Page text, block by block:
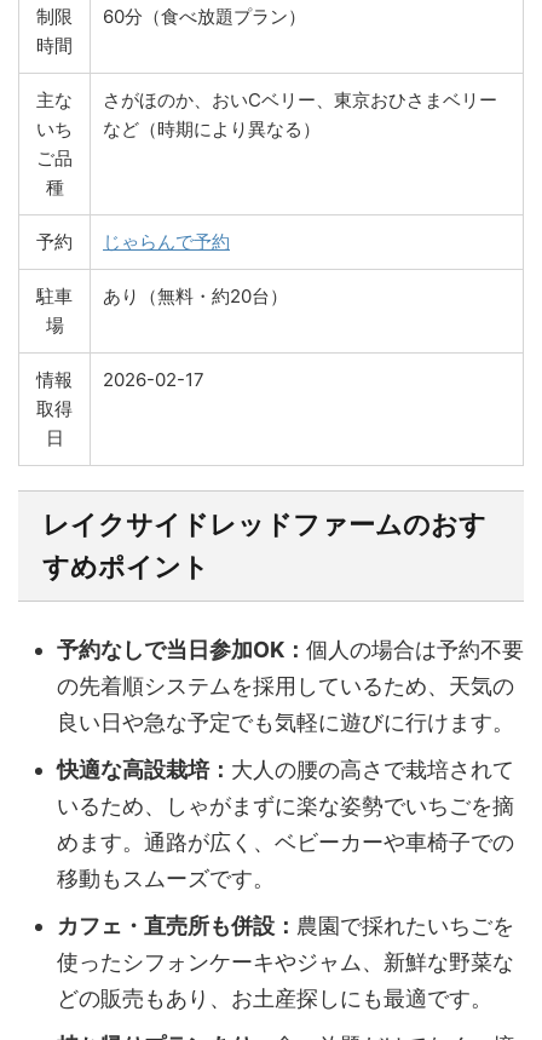
制限
時間
60分（食べ放題プラン）
主な
いち
ご品
種
さがほのか、おいCベリー、東京おひさまベリー
など（時期により異なる）
予約 じゃらんで予約
駐車
場
あり（無料・約20台）
情報
取得
日
2026-02-17
レイクサイドレッドファームのおす
すめポイント
予約なしで当日参加OK： 個人の場合は予約不要
の先着順システムを採用しているため、天気の
良い日や急な予定でも気軽に遊びに行けます。
快適な高設栽培： 大人の腰の高さで栽培されて
いるため、しゃがまずに楽な姿勢でいちごを摘
めます。通路が広く、ベビーカーや車椅子での
移動もスムーズです。
カフェ・直売所も併設： 農園で採れたいちごを
使ったシフォンケーキやジャム、新鮮な野菜な
どの販売もあり、お土産探しにも最適です。